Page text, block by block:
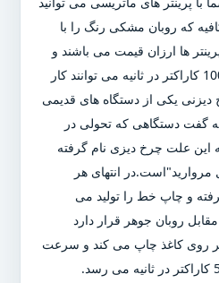
که روبان مشکی رنگ را با
ها ارزان قیمت می باشند و
به طور معمول با سرعت 600-100 کاراکتر در ثانیه می توانند کار
دیزنی یکی از دستگاه های قدیمی
گفت دستگاهی که تحولی در
این علت چرخ دیزی نام گرفته
انتهای هر
و چاپ خط را تولید می
روبان جوهر قرار دارد
بر روی کاغذ چاپ می کند و سرعت